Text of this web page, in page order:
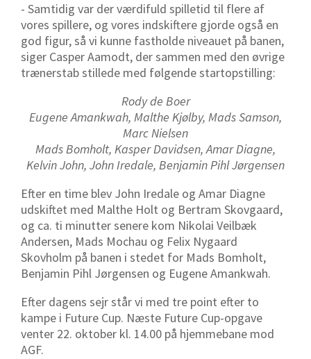
- Samtidig var der værdifuld spilletid til flere af
vores spillere, og vores indskiftere gjorde også en
god figur, så vi kunne fastholde niveauet på banen,
siger Casper Aamodt, der sammen med den øvrige
trænerstab stillede med følgende startopstilling:
Rody de Boer
Eugene Amankwah, Malthe Kjølby, Mads Samson,
Marc Nielsen
Mads Bomholt, Kasper Davidsen, Amar Diagne,
Kelvin John, John Iredale, Benjamin Pihl Jørgensen
Efter en time blev John Iredale og Amar Diagne
udskiftet med Malthe Holt og Bertram Skovgaard,
og ca. ti minutter senere kom Nikolai Veilbæk
Andersen, Mads Mochau og Felix Nygaard
Skovholm på banen i stedet for Mads Bomholt,
Benjamin Pihl Jørgensen og Eugene Amankwah.
Efter dagens sejr står vi med tre point efter to
kampe i Future Cup. Næste Future Cup-opgave
venter 22. oktober kl. 14.00 på hjemmebane mod
AGF.